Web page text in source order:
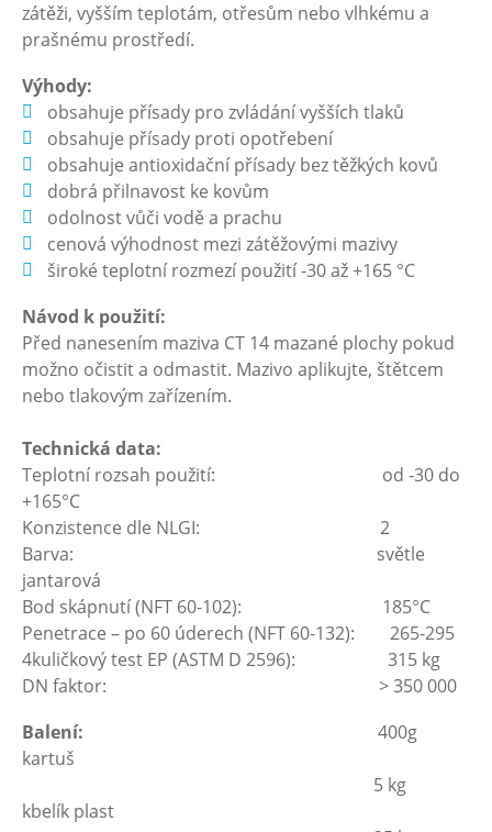
zátěži, vyšším teplotám, otřesům nebo vlhkému a
prašnému prostředí.
Výhody:
obsahuje přísady pro zvládání vyšších tlaků
obsahuje přísady proti opotřebení
obsahuje antioxidační přísady bez těžkých kovů
dobrá přilnavost ke kovům
odolnost vůči vodě a prachu
cenová výhodnost mezi zátěžovými mazivy
široké teplotní rozmezí použití -30 až +165 °C
Návod k použití:
Před nanesením maziva CT 14 mazané plochy pokud
možno očistit a odmastit. Mazivo aplikujte, štětcem
nebo tlakovým zařízením.
Technická data:
Teplotní rozsah použití: od -30 do
+165°C
Konzistence dle NLGI: 2
Barva: světle
jantarová
Bod skápnutí (NFT 60-102): 185°C
Penetrace – po 60 úderech (NFT 60-132): 265-295
4kuličkový test EP (ASTM D 2596): 315 kg
DN faktor: > 350 000
Balení: 400g
kartuš
5 kg
kbelík plast